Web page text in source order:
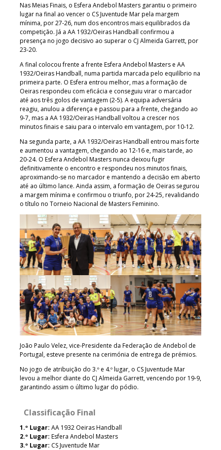
Nas Meias Finais, o Esfera Andebol Masters garantiu o primeiro
lugar na final ao vencer o CS Juventude Mar pela margem
mínima, por 27-26, num dos encontros mais equilibrados da
competição. Já a AA 1932/Oeiras Handball confirmou a
presença no jogo decisivo ao superar o CJ Almeida Garrett, por
23-20.
A final colocou frente a frente Esfera Andebol Masters e AA
1932/Oeiras Handball, numa partida marcada pelo equilíbrio na
primeira parte. O Esfera entrou melhor, mas a formação de
Oeiras respondeu com eficácia e conseguiu virar o marcador
até aos três golos de vantagem (2-5). A equipa adversária
reagiu, anulou a diferença e passou para a frente, chegando ao
9-7, mas a AA 1932/Oeiras Handball voltou a crescer nos
minutos finais e saiu para o intervalo em vantagem, por 10-12.
Na segunda parte, a AA 1932/Oeiras Handball entrou mais forte
e aumentou a vantagem, chegando ao 12-16 e, mais tarde, ao
20-24. O Esfera Andebol Masters nunca deixou fugir
definitivamente o encontro e respondeu nos minutos finais,
aproximando-se no marcador e mantendo a decisão em aberto
até ao último lance. Ainda assim, a formação de Oeiras segurou
a margem mínima e confirmou o triunfo, por 24-25, revalidando
o título no Torneio Nacional de Masters Feminino.
João Paulo Velez, vice-Presidente da Federação de Andebol de
Portugal, esteve presente na cerimónia de entrega de prémios.
No jogo de atribuição do 3.º e 4.º lugar, o CS Juventude Mar
levou a melhor diante do CJ Almeida Garrett, vencendo por 19-9,
garantindo assim o último lugar do pódio.
Classificação Final
1.º Lugar: AA 1932 Oeiras Handball
2.º Lugar: Esfera Andebol Masters
3.º Lugar: CS Juventude Mar